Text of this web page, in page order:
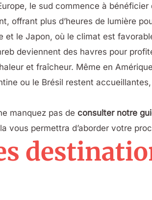
le sud commence à
offrant plus d’heures de lumière
et le Japon, où le climat est
deviennent des havres pour
et fraîcheur. Même en
ou le Brésil restent
manquez pas de consulter notre
vous permettra d’aborder votre